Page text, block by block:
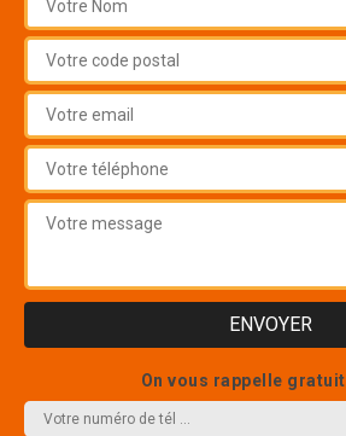
On vous rappelle